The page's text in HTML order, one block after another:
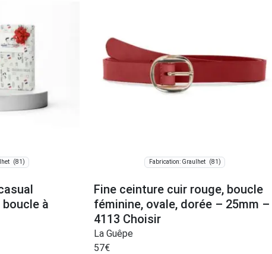
(81)
à
Fabrication: Graulhet (81)
Fine ceinture cuir rouge, boucle
féminine, ovale, dorée – 25mm –
4113 Choisir
La Guêpe
57€